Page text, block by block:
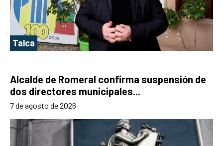
Talca
Alcalde de Romeral confirma suspensión de
dos directores municipales...
7 de agosto de 2026